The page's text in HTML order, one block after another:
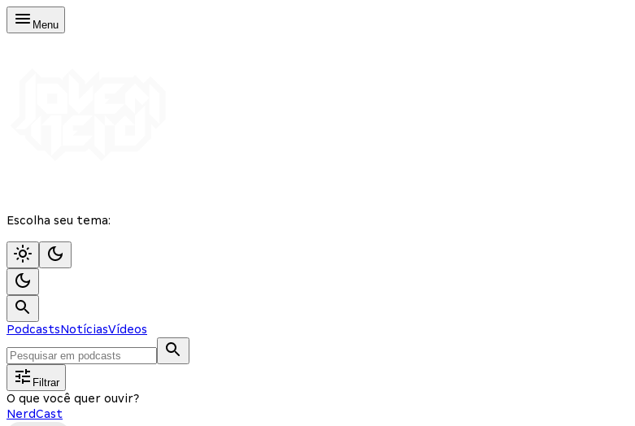
Menu
Escolha seu tema:
PodcastsNotíciasVídeos
Filtrar
O que você quer ouvir?
NerdCast